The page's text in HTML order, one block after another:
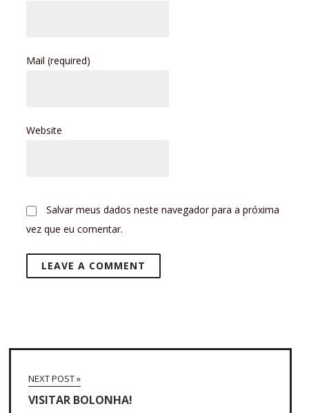
Mail(required)
Website
Salvar meus dados neste navegador para a próxima
vez que eu comentar.
NEXT POST »
VISITAR BOLONHA!